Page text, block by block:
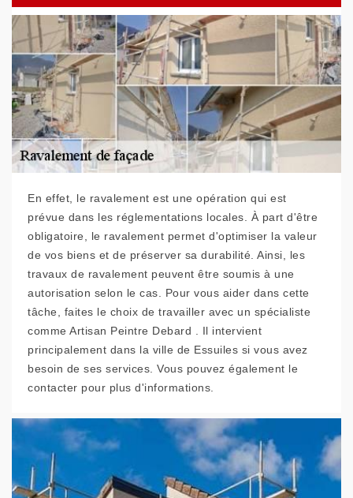
En effet, le ravalement est une opération qui est
prévue dans les réglementations locales. À part d'être
obligatoire, le ravalement permet d'optimiser la valeur
de vos biens et de préserver sa durabilité. Ainsi, les
travaux de ravalement peuvent être soumis à une
autorisation selon le cas. Pour vous aider dans cette
tâche, faites le choix de travailler avec un spécialiste
comme Artisan Peintre Debard . Il intervient
principalement dans la ville de Essuiles si vous avez
besoin de ses services. Vous pouvez également le
contacter pour plus d'informations.